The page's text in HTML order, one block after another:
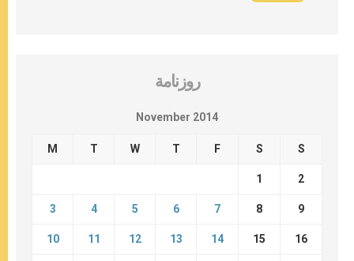
روزنامة
November 2014
M T W T F S S
1 2
3 4 5 6 7 8 9
10 11 12 13 14 15 16